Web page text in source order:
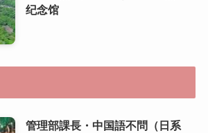
纪念馆
管理部課長・中国語不問（日系